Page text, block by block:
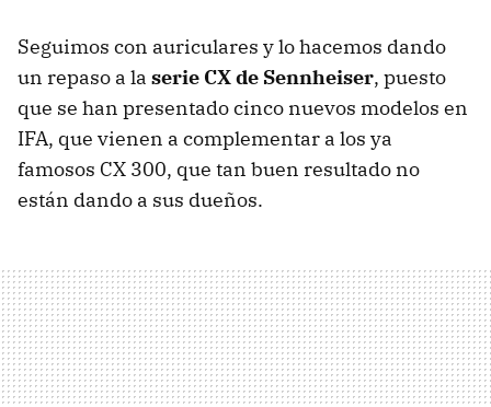
Seguimos con auriculares y lo hacemos dando
un repaso a la serie CX de Sennheiser, puesto
que se han presentado cinco nuevos modelos en
IFA, que vienen a complementar a los ya
famosos CX 300, que tan buen resultado no
están dando a sus dueños.